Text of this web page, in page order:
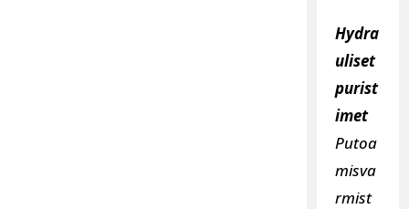
Hydra
uliset
purist
imet
Putoa
misva
rmist